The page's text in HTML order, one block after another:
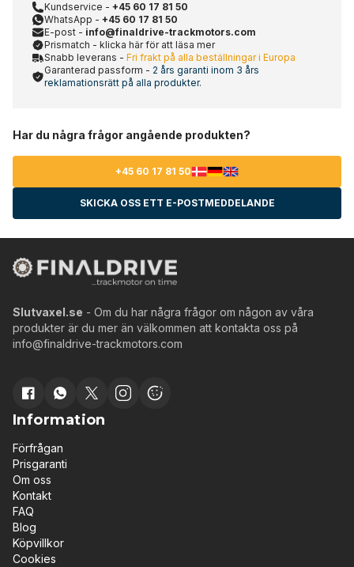
Kundservice - +45 60 17 81 50
WhatsApp - +45 60 17 81 50
E-post - info@finaldrive-trackmotors.com
Prismatch - klicka här för att läsa mer
Snabb leverans - Fri frakt på alla beställningar i Europa
Garanterad passform - 2 års garanti inom 3 års
reklamationsrätt på alla produkter.
Har du några frågor angående produkten?
+45 60 17 81 50
SKICKA OSS ETT E-POSTMEDDELANDE
Slutvaxel.se - Om du har några frågor om någon av våra
produkter är du mer än välkommen att kontakta oss på
info@finaldrive-trackmotors.com
Information
Förfrågan
Prisgaranti
Om oss
Kontakt
FAQ
Blog
Köpvillkor
Cookies